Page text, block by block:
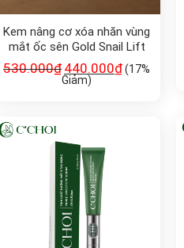
Kem nâng cơ xóa nhăn vùng
mắt ốc sên Gold Snail Lift
Action Eye Cream 30ml
530.000₫ 440.000₫(17%
Giảm)